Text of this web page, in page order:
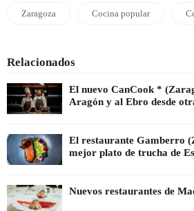
Zaragoza Cocina popular
Relacionados
El nuevo CanCook *
Aragón y al Ebro desde
El restaurante Gamberro
mejor plato de trucha de
Nuevos restaurantes de